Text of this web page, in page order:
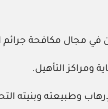
مجال مكافحة جرائم